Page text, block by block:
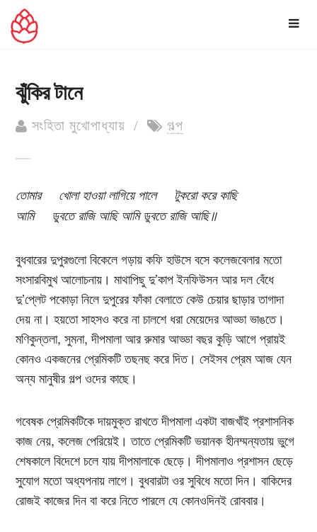
ঝুঁকির টানে
সংহিতা মুখোপাধ্যায় / গল্প
তোমার খোলা হাওয়া লাগিয়ে পালে টুকরো করে কাছি
আমি ডুবতে রাজি আছি আমি ডুবতে রাজি আছি॥
বুধবারের দুপুরগুলো বিকেলে গড়ায় কফি হাউসে বসে কলেজবেলার মতো
সংসারবিমুখ আলোচনায়। মাথাপিছু দু’কাপ ইনফিউসন আর দল বেঁধে
দু’প্লেট পকোড়া নিলে দুপুরের ফাঁকা বেলাতে কেউ চেয়ার ছাড়ার তাগাদা
দেয় না। হয়তো সাহসও করে না চালশে ধরা মেয়েদের আড্ডা ভাঙতে।
মণিকুন্তলা, সুমনা, দীপমালা আর রুমার আড্ডা বছর কুড়ি আগে প্রায়ই
কোনও একজনের প্রেমিকটি তছনছ করে দিত। সেইসব প্রেম আজ যেন
অন্য মানুষীর গল্প ওদের কাছে।
গবেষক প্রেমিকটিকে দায়মুক্ত রাখতে দীপমালা একটা বাজখাঁই প্রশাসনিক
কাজ নেয়, কলেজ পেরিয়েই। তাতে প্রেমিকটি ভয়ানক হীনম্মন্যতায় ভুগে
শেষকালে বিদেশে চলে যায় দীপমালাকে ছেড়ে। দীপমালাও প্রশাসন ছেড়ে
সুযোগ মতো অধ্যপনায় লাগে। বুধবারটা ওর সুবিধে মতো দিন। বাকিদের
রোজই কাজের দিন বা করে নিতে পারলে যে কোনওদিনই রোববার।